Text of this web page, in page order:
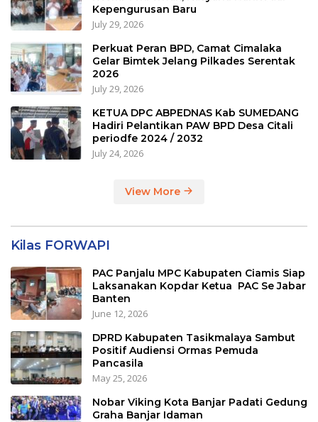
Kepengurusan Baru
July 29, 2026
Perkuat Peran BPD, Camat Cimalaka
Gelar Bimtek Jelang Pilkades Serentak
2026
July 29, 2026
KETUA DPC ABPEDNAS Kab SUMEDANG
Hadiri Pelantikan PAW BPD Desa Citali
periodfe 2024 / 2032
July 24, 2026
View More
Kilas FORWAPI
PAC Panjalu MPC Kabupaten Ciamis Siap
Laksanakan Kopdar Ketua PAC Se Jabar
Banten
June 12, 2026
DPRD Kabupaten Tasikmalaya Sambut
Positif Audiensi Ormas Pemuda
Pancasila
May 25, 2026
Nobar Viking Kota Banjar Padati Gedung
Graha Banjar Idaman